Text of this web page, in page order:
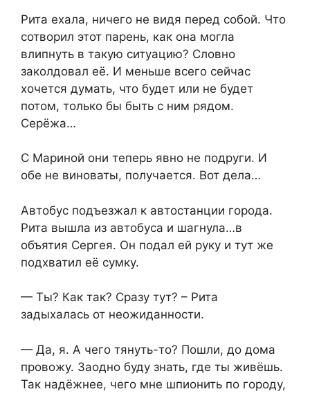
Рита ехала, ничего не видя перед собой. Что
сотворил этот парень, как она могла
влипнуть в такую ситуацию? Словно
заколдовал её. И меньше всего сейчас
хочется думать, что будет или не будет
потом, только бы быть с ним рядом.
Серёжа…
С Мариной они теперь явно не подруги. И
обе не виноваты, получается. Вот дела…
Автобус подъезжал к автостанции города.
Рита вышла из автобуса и шагнула…в
объятия Сергея. Он подал ей руку и тут же
подхватил её сумку.
— Ты? Как так? Сразу тут? – Рита
задыхалась от неожиданности.
— Да, я. А чего тянуть-то? Пошли, до дома
провожу. Заодно буду знать, где ты живёшь.
Так надёжнее, чего мне шпионить по городу,